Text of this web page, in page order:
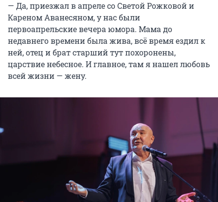
— Да, приезжал в апреле со Светой Рожковой и
Кареном Аванесяном, у нас были
первоапрельские вечера юмора. Мама до
недавнего времени была жива, всё время ездил к
ней, отец и брат старший тут похоронены,
царствие небесное. И главное, там я нашел любовь
всей жизни — жену.